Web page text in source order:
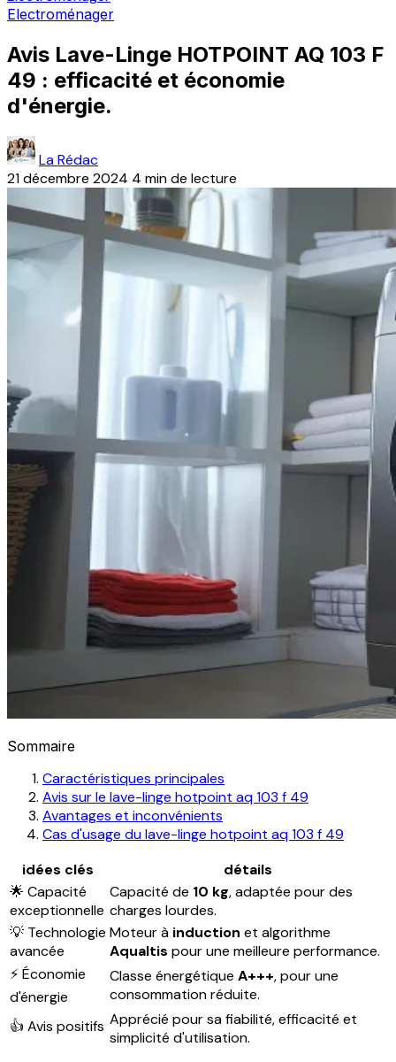
Electroménager
Avis Lave-Linge HOTPOINT AQ 103 F
49 : efficacité et économie
d'énergie.
La Rédac
21 décembre 2024 4 min de lecture
Sommaire
Caractéristiques principales
Avis sur le lave-linge hotpoint aq 103 f 49
Avantages et inconvénients
Cas d'usage du lave-linge hotpoint aq 103 f 49
idées clés
détails
🌟 Capacité
exceptionnelle
Capacité de 10 kg, adaptée pour des
charges lourdes.
💡 Technologie
avancée
Moteur à induction et algorithme
Aqualtis pour une meilleure performance.
⚡ Économie
d'énergie
Classe énergétique A+++, pour une
consommation réduite.
👍 Avis positifs Apprécié pour sa fiabilité, efficacité et
simplicité d'utilisation.